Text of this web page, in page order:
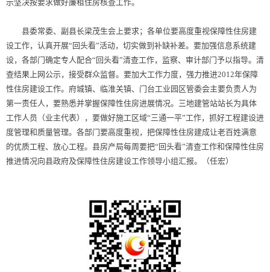
示坚决按要求做好廉租住房核查工作。
县委常委、副县长梁茂生会上要求；各单位要高度重视保障性住房建
设工作，认真开展“回头看”活动，切实做到补缺补差。要加强信息系统建
设，各部门确定专人配合“回头看”清查工作，监察、审计部门予以指导。清
查结果上网公示，接受群众监督。要加大工作力度，强力推进2012年保障
性住房建设工作。府城镇、临淮关镇、门台工业园区管委会主要负责人为
第一责任人，要熟悉并掌握保障性住房进展情况。三地建管站站长为具体
工作人员（业主代表），要做好施工区域“三通一平”工作，抓好工程建设进
度管理和质量管理。各部门要高度重视，把保障性住房建成让老百姓满意
的优质工程、放心工程。县房产局每周要把“回头看”清查工作和保障性住房
推进情况向县政府及保障性住房建设工作领导小组汇报。（任宏）